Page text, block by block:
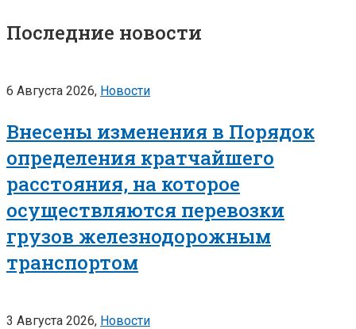
Последние новости
6 Августа 2026, Новости
Внесены изменения в Порядок
определения кратчайшего
расстояния, на которое
осуществляются перевозки
грузов железнодорожным
транспортом
3 Августа 2026, Новости